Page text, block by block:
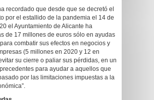
recordado que desde que se decretó el
por el estallido de la pandemia el 14 de
el Ayuntamiento de Alicante ha
de 17 millones de euros sólo en ayudas
combatir sus efectos en negocios y
(5 millones en 2020 y 12 en
su cierre o paliar sus pérdidas, en un
para ayudar a aquellos que
por las limitaciones impuestas a la